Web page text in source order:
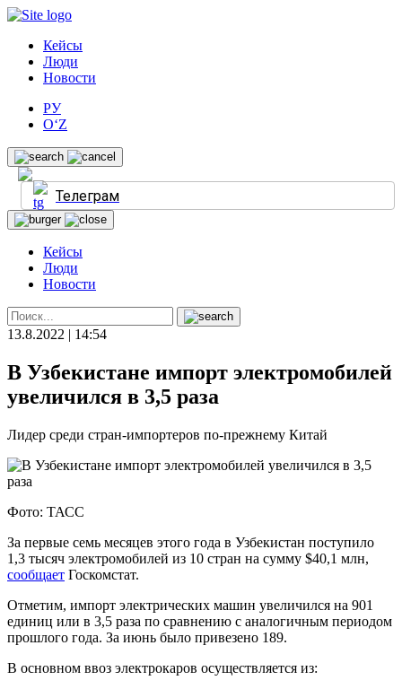
Кейсы
Люди
Новости
РУ
O‘Z
Телеграм
Кейсы
Люди
Новости
13.8.2022 | 14:54
В Узбекистане импорт электромобилей
увеличился в 3,5 раза
Лидер среди стран-импортеров по-прежнему Китай
Фото: ТАСС
За первые семь месяцев этого года в Узбекистан поступило
1,3 тысяч электромобилей из 10 стран на сумму $40,1 млн,
сообщает Госкомстат.
Отметим, импорт электрических машин увеличился на 901
единиц или в 3,5 раза по сравнению с аналогичным периодом
прошлого года. За июнь было привезено 189.
В основном ввоз электрокаров осуществляется из: